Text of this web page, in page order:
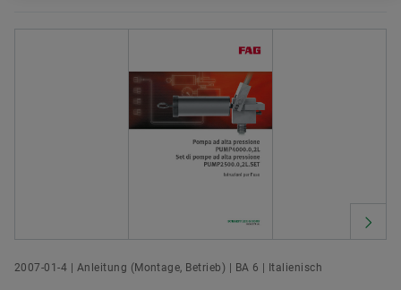
2007-01-4 | Anleitung (Montage, Betrieb) | BA 6 | Italienisch